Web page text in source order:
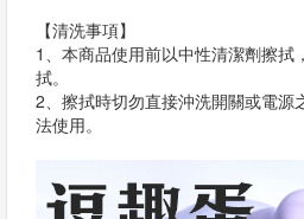
【清洗事項】
1、本商品使用前以中性清潔劑擦拭
拭。
2、擦拭時切勿直接沖洗開關或電源
法使用。